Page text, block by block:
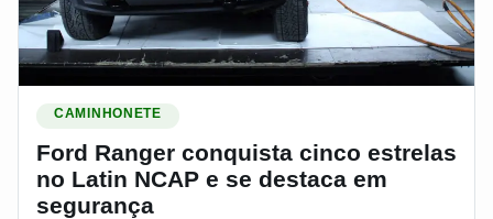
CAMINHONETE
Ford Ranger conquista cinco estrelas
no Latin NCAP e se destaca em
segurança